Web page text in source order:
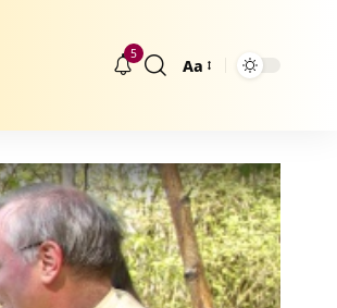
5
Größenänderung
Aa